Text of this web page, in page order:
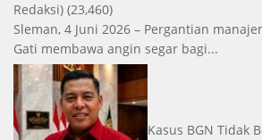
Redaksi) (23,460)
Sleman, 4 Juni 2026 – Pergantian
Gati membawa angin segar bagi...
Kasus BGN Tidak